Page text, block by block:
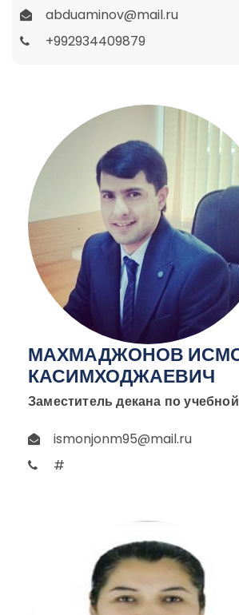
abduaminov@mail.ru
+992934409879
МАХМАДЖОНОВ
КАСИМХОДЖАЕВИЧ
Заместитель декана по
ismonjonm95@mail.ru
#